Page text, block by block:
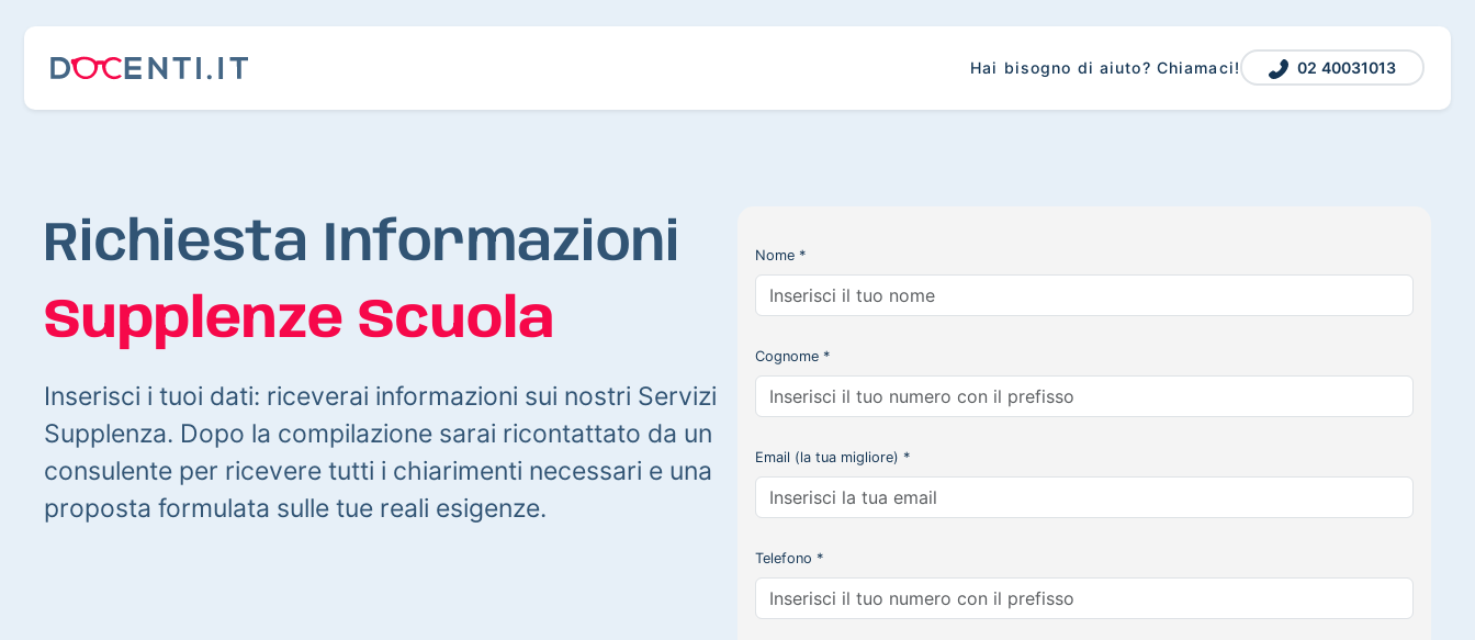
Hai bisogno di aiuto? Chiamaci! 02 40031013
Richiesta Informazioni
Supplenze Scuola
Inserisci i tuoi dati: riceverai informazioni sui nostri Servizi
Supplenza. Dopo la compilazione sarai ricontattato da un
consulente per ricevere tutti i chiarimenti necessari e una
proposta formulata sulle tue reali esigenze.
Nome *
Cognome *
Email (la tua migliore) *
Telefono *